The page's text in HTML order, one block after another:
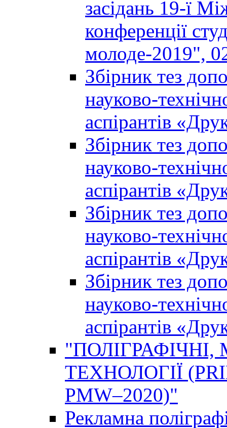
засідань 19-ї
конференції
молоде-2019",
Збірник тез
науково-
аспірантів
Збірник тез
науково-
аспірантів
Збірник тез
науково-
аспірантів
Збірник тез
науково-
аспірантів
ТЕХНОЛОГІЇ
PMW–2020)"
Рекламна